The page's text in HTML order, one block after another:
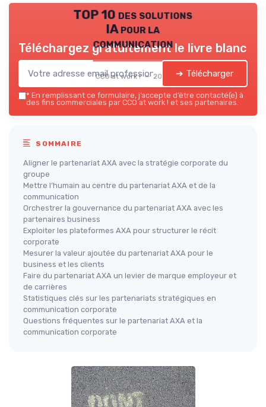
TOP 10 des solutions
IA pour la
communication
CCO at work ! — 2026
Téléchargez gratuitement le livre blanc
➔ Télécharger
* En remplissant ce formulaire, j’accepte d’être contacté(e) à
des fins commerciales par CCO at work ! et ses partenaires.
SOMMAIRE
Aligner le partenariat AXA avec la stratégie corporate du
groupe
Mettre l’humain au centre du partenariat AXA et de la
communication
Orchestrer la gouvernance du partenariat AXA avec les
partenaires business
Exploiter les plateformes AXA pour structurer le récit
corporate
Mesurer la valeur ajoutée du partenariat AXA pour le
business et les clients
Faire du partenariat AXA un levier de marque employeur et
de carrières
Statistiques clés sur les partenariats stratégiques en
communication corporate
Questions fréquentes sur le partenariat AXA et la
communication corporate